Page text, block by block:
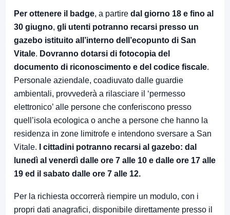
Per ottenere il badge, a partire dal giorno 18 e fino al
30 giugno, gli utenti potranno recarsi presso un
gazebo istituito all’interno dell’ecopunto di San
Vitale. Dovranno dotarsi di fotocopia del
documento di riconoscimento e del codice fiscale.
Personale aziendale, coadiuvato dalle guardie
ambientali, provvederà a rilasciare il ‘permesso
elettronico’ alle persone che conferiscono presso
quell’isola ecologica o anche a persone che hanno la
residenza in zone limitrofe e intendono sversare a San
Vitale. I cittadini potranno recarsi al gazebo: dal
lunedì al venerdì dalle ore 7 alle 10 e dalle ore 17 alle
19 ed il sabato dalle ore 7 alle 12.
Per la richiesta occorrerà riempire un modulo, con i
propri dati anagrafici, disponibile direttamente presso il